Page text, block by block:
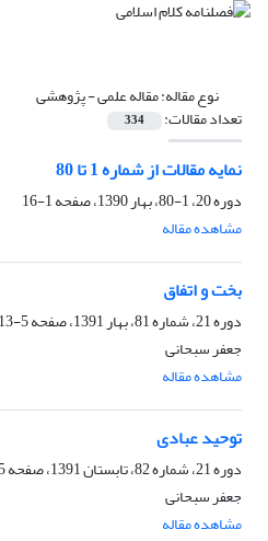
نوع مقاله:مقاله علمی - پژوهشی
تعداد مقالات: 334
نمایه مقالات از شماره 1 تا 80
دوره 20، 1-80، بهار 1390، صفحه
1-16
مشاهده مقاله
بخت و اتفاق
دوره 21، شماره 81، بهار 1391، صفحه
5-13
جعفر سبحانی
مشاهده مقاله
توحید عبادی
دوره 21، شماره 82، تابستان 1391، صفحه
جعفر سبحانی
مشاهده مقاله